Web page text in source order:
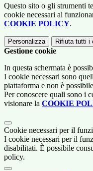
Questo sito o gli strumenti
cookie necessari al
COOKIE POLICY.
Personalizza Rifiuta tutti i
Gestione cookie
In questa schermata è
I cookie necessari sono
piattaforma e non è
Per conoscere quali sono i
visionare la COOKIE
Cookie necessari per il
I cookie necessari per il
disabilitati. È possibile
policy.